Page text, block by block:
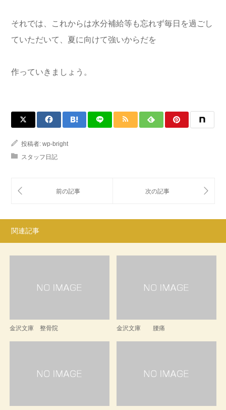
それでは、これからは水分補給等も忘れず毎日を過ごし
ていただいて、夏に向けて強いからだを
作っていきましょう。
投稿者: wp-bright
スタッフ日記
関連記事
金沢文庫 整骨院 金沢文庫 腰痛